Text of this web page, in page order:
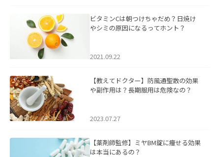
ビタミンCは朝つけちゃだめ？日焼け
やシミの原因になるってホント？
2021.09.22
【教えてドクター】防風通聖散の効果
や副作用は？長期服用は危険なの？
2023.07.27
【薬剤師監修】ミヤBM錠に痩せる効果
は本当にあるの？